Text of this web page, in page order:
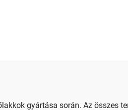
gyártása során. Az összes